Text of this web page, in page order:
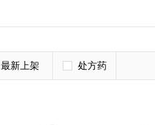
最新上架 处方药